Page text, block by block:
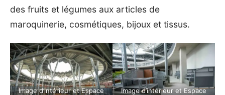
des fruits et légumes aux articles de
maroquinerie, cosmétiques, bijoux et tissus.
Image d’intérieur et Espace
Image d’intérieur et Espace